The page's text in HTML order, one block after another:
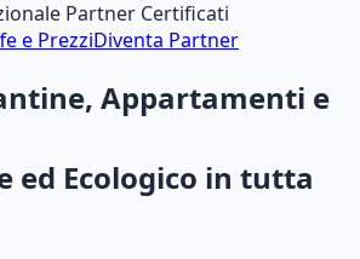
Partner Certificati
e PrezziDiventa Partner
Appartamenti e
ed Ecologico in tutta